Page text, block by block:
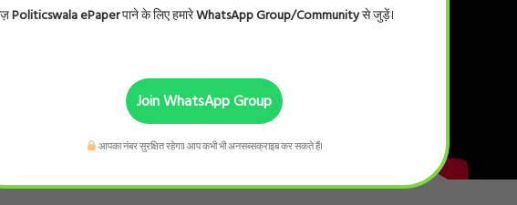
Politicswala ePaperपाने के लिए हमारेWhatsApp Group/Communityसे जुड़ें।
Join WhatsApp Group
आपका नंबर सुरक्षित रहेगा। आप कभी भी अनसब्सक्राइब कर सकते हैं।